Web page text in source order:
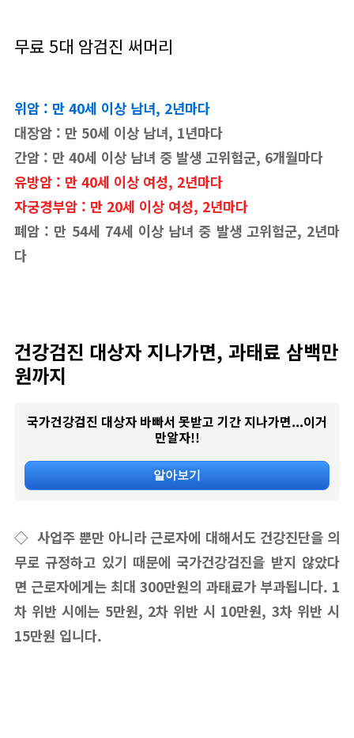
무료 5대 암검진 써머리
위암 : 만 40세 이상 남녀, 2년마다
대장암 : 만 50세 이상 남녀, 1년마다
간암 : 만 40세 이상 남녀 중 발생 고위험군, 6개월마다
유방암 : 만 40세 이상 여성, 2년마다
자궁경부암 : 만 20세 이상 여성, 2년마다
폐암 : 만 54세 74세 이상 남녀 중 발생 고위험군, 2년마
다
건강검진 대상자 지나가면, 과태료 삼백만
원까지
국가건강검진 대상자 바빠서 못받고 기간 지나가면...이거
만알자!!
알아보기
◇ 사업주 뿐만 아니라 근로자에 대해서도 건강진단을 의
무로 규정하고 있기 때문에 국가건강검진을 받지 않았다
면 근로자에게는 최대 300만원의 과태료가 부과됩니다. 1
차 위반 시에는 5만원, 2차 위반 시 10만원, 3차 위반 시
15만원 입니다.